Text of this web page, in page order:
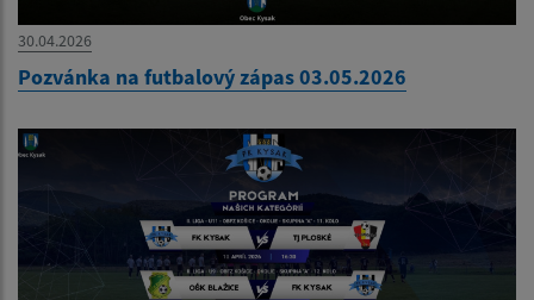
30.04.2026
Pozvánka na futbalový zápas 03.05.2026